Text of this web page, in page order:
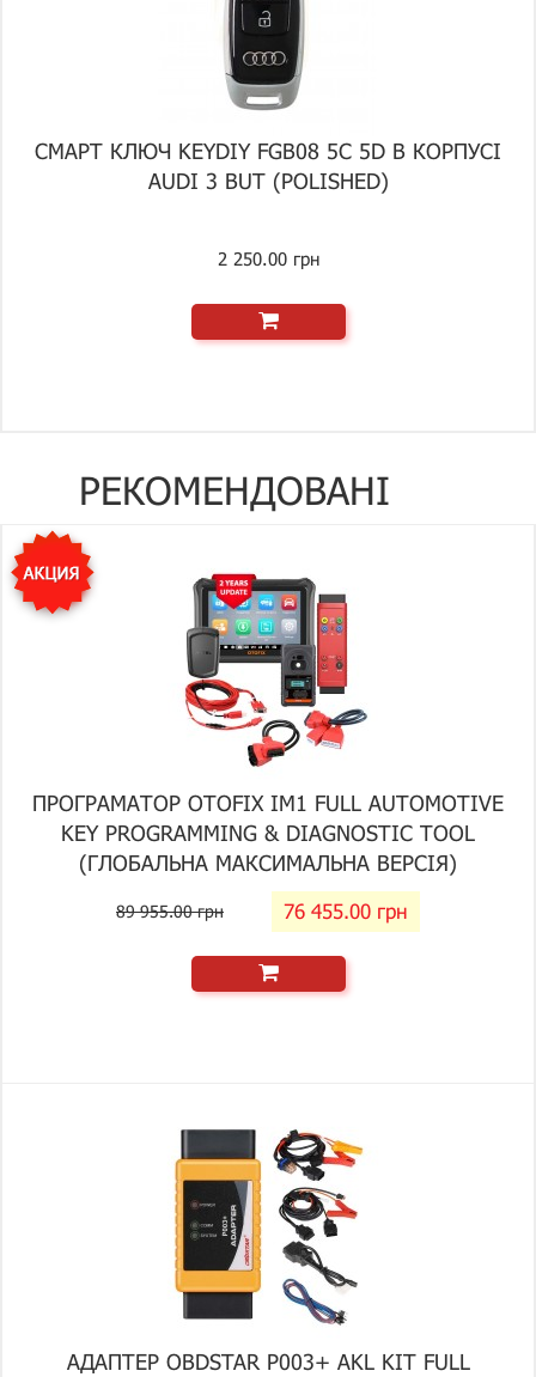
СМАРТ КЛЮЧ KEYDIY FGB08 5C 5D В КОРПУСІ
AUDI 3 BUT (POLISHED)
2 250.00 грн
РЕКОМЕНДОВАНІ
ПРОГРАМАТОР OTOFIX IM1 FULL AUTOMOTIVE
KEY PROGRAMMING & DIAGNOSTIC TOOL
(ГЛОБАЛЬНА МАКСИМАЛЬНА ВЕРСІЯ)
89 955.00 грн 76 455.00 грн
АДАПТЕР OBDSTAR P003+ AKL KIT FULL